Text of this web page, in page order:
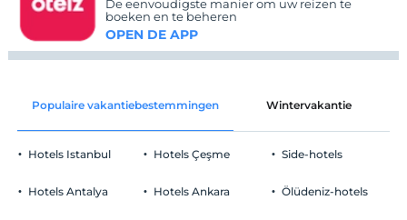
De eenvoudigste manier om uw reizen te
boeken en te beheren
OPEN DE APP
Populaire vakantiebestemmingen Wintervakantie
Hotels Istanbul
Hotels Antalya
Hotels Çeşme
Hotels Ankara
Side-hotels
Ölüdeniz-hotels